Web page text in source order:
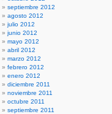
septiembre 2012
agosto 2012
julio 2012
junio 2012
mayo 2012
abril 2012
marzo 2012
febrero 2012
enero 2012
diciembre 2011
noviembre 2011
octubre 2011
septiembre 2011